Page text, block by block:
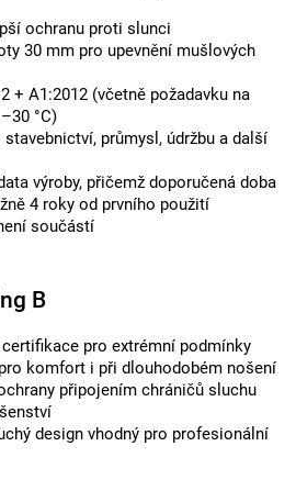
ochranu proti slunci
30 mm pro upevnění mušlových
+ A1:2012 (včetně požadavku na
°C)
stavebnictví, průmysl, údržbu a další
výroby, přičemž doporučená doba
4 roky od prvního použití
součástí
B
pro extrémní podmínky
komfort i při dlouhodobém nošení
připojením chráničů sluchu
design vhodný pro profesionální